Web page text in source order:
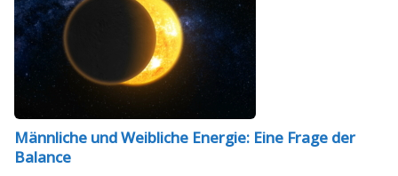
Männliche und Weibliche Energie: Eine Frage der
Balance